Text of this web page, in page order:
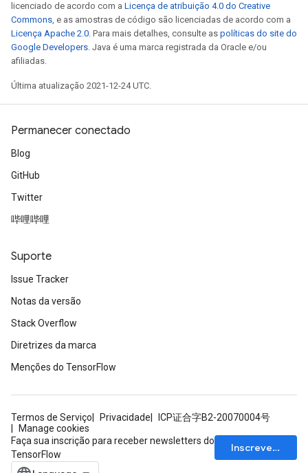
licenciado de acordo com a Licença de atribuição 4.0 do Creative
Commons, e as amostras de código são licenciadas de acordo com a
Licença Apache 2.0. Para mais detalhes, consulte as políticas do site do
Google Developers. Java é uma marca registrada da Oracle e/ou
afiliadas.
Última atualização 2021-12-24 UTC.
Permanecer conectado
Blog
GitHub
Twitter
哔哩哔哩
Suporte
Issue Tracker
Notas da versão
Stack Overflow
Diretrizes da marca
Menções do TensorFlow
Termos de Serviço Privacidade
ICP证合字B2-20070004号
Manage cookies
Faça sua inscrição para receber newsletters do
TensorFlow
Inscrever-se